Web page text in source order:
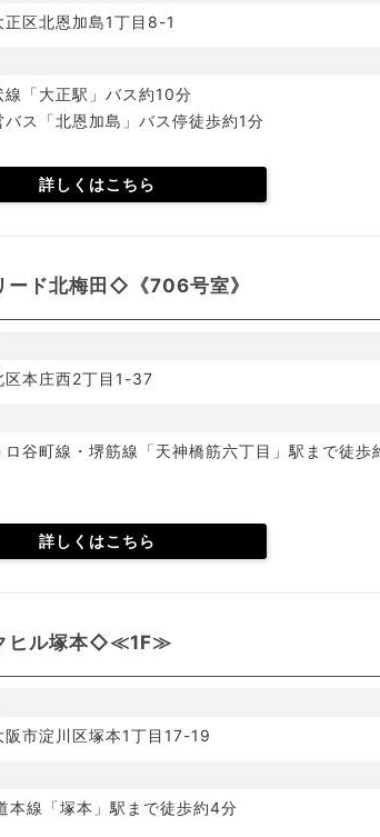
正区北恩加島1丁目8-1
線「大正駅」バス約10分
バス「北恩加島」バス停徒歩約1分
詳しくはこちら
ド北梅田◇《706号室》
区本庄西2丁目1-37
ロ谷町線・堺筋線「天神橋筋六丁目」駅まで徒歩
詳しくはこちら
ヒル塚本◇≪1F≫
阪市淀川区塚本1丁目17-19
本線「塚本」駅まで徒歩約4分